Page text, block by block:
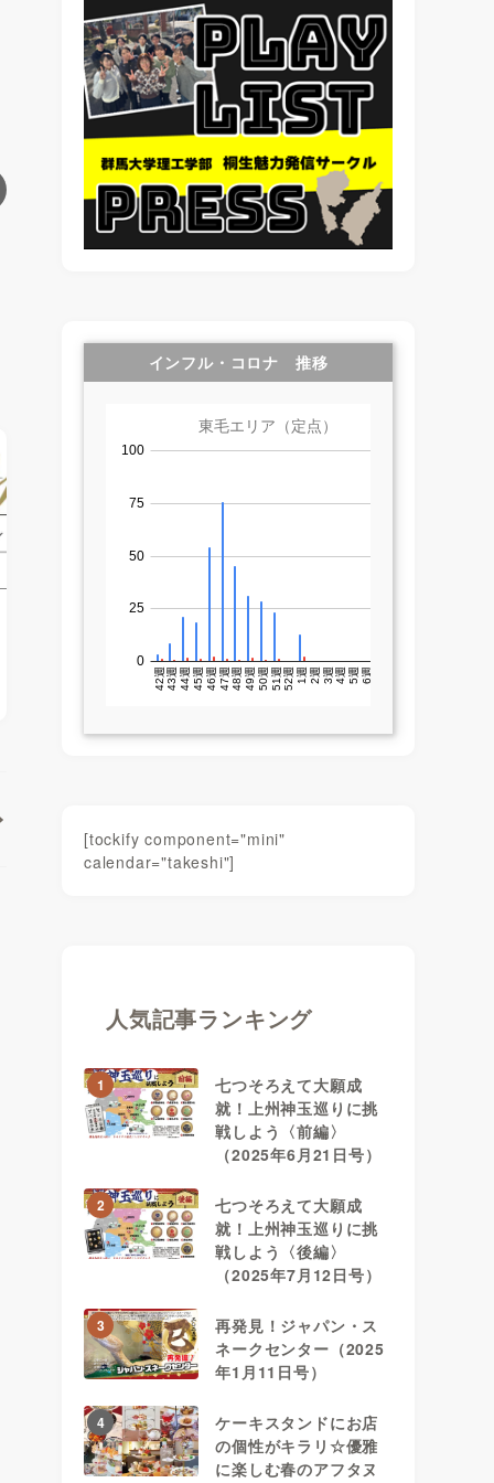
インフル・コロナ 推移
[tockify component="mini"
calendar="takeshi"]
人気記事ランキング
1
七つそろえて大願成
就！上州神玉巡りに挑
戦しよう〈前編〉
（2025年6月21日号）
2
七つそろえて大願成
就！上州神玉巡りに挑
戦しよう〈後編〉
（2025年7月12日号）
3
再発見！ジャパン・ス
ネークセンター（2025
年1月11日号）
4
ケーキスタンドにお店
の個性がキラリ☆優雅
に楽しむ春のアフタヌ